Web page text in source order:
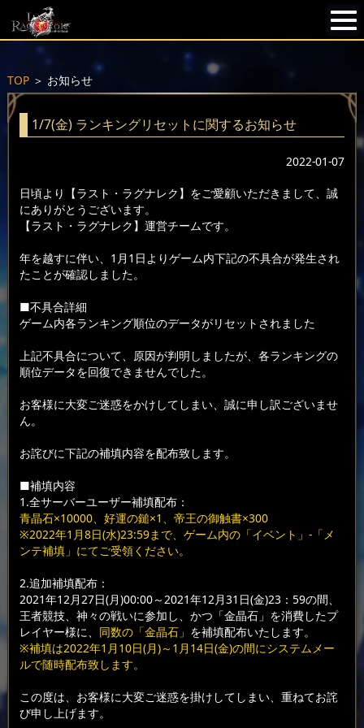
TOP＞ お知らせ
1/7(金) ランキングリセットに関するお知らせ
2022-01-07
日頃より【ラスト・ラグナレク】をご愛顧いただきまして、誠
にありがとうございます。
【ラスト・ラグナレク】運営チームです。
年を越すに伴い、1月1日よりゲーム内下記の不具合が発生され
たことが確認しました。
■不具合詳細
ゲーム内各ランキング順位のデータがリセットされました
上記不具合について、原因が判明しましたが、各ランキングの
順位データを回復できませんでした。
お客様に大変ご迷惑をかけしてしまい、誠に申し訳ございませ
ん。
お詫びに下記の補填内容を配布致します。
■補填内容
1.全サーバーユーザー補填配布：
青晶石×10000、好運の鎚×1、帝王の御触書×300
※2022年1月8日(水)23:59まで、ゲーム内の「イベント」-「メ
ンテ補填」にてご受領ください。
2.追加補填配布：
2021年12月27日(月)00:00～2021年12月31日(金)23：59の間、
王者競技、神々の戦いに参加し、かつ「金晶石」を消費したプ
レイヤー様に、 同数の「金晶石」 を補填配布いたします。
※補填は2022年1月10日(月)～1月14日(金)の間にシステムメー
ルで随時配布致します。
この度は、お客様に大変ご迷惑を掛けしてしまい、重ねてお詫
び申し上げます。